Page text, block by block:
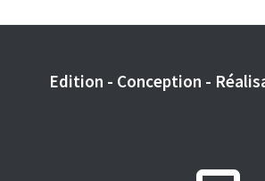
Edition - Conception -